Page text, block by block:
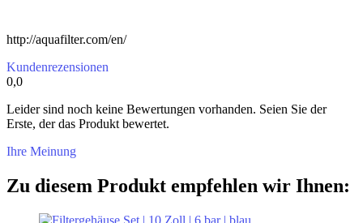
http://aquafilter.com/en/
Kundenrezensionen
0,0
Leider sind noch keine Bewertungen vorhanden. Seien Sie der
Erste, der das Produkt bewertet.
Ihre Meinung
Zu diesem Produkt empfehlen wir Ihnen: